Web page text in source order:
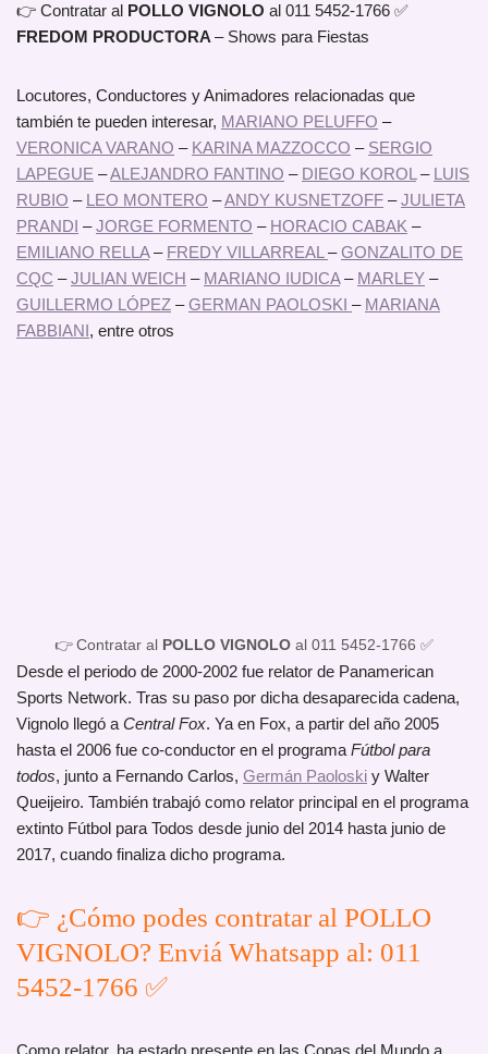
👉 Contratar al POLLO VIGNOLO al 011 5452-1766 ✅
FREDOM PRODUCTORA – Shows para Fiestas
Locutores, Conductores y Animadores relacionadas que
también te pueden interesar, MARIANO PELUFFO –
VERONICA VARANO – KARINA MAZZOCCO – SERGIO
LAPEGUE –ALEJANDRO FANTINO – DIEGO KOROL – LUIS
RUBIO – LEO MONTERO –ANDY KUSNETZOFF –JULIETA
PRANDI –JORGE FORMENTO – HORACIO CABAK –
EMILIANO RELLA– FREDY VILLARREAL –GONZALITO DE
CQC –JULIAN WEICH – MARIANO IUDICA– MARLEY –
GUILLERMO LÓPEZ –GERMAN PAOLOSKI – MARIANA
FABBIANI, entre otros
👉 Contratar al POLLO VIGNOLO al 011 5452-1766 ✅
Desde el periodo de 2000-2002 fue relator de Panamerican
Sports Network. Tras su paso por dicha desaparecida cadena,
Vignolo llegó a Central Fox. Ya en Fox, a partir del año 2005
hasta el 2006 fue co-conductor en el programa Fútbol para
todos, junto a Fernando Carlos, Germán Paoloski y Walter
Queijeiro. También trabajó como relator principal en el programa
extinto Fútbol para Todos desde junio del 2014 hasta junio de
2017, cuando finaliza dicho programa.
👉 ¿Cómo podes contratar al POLLO
VIGNOLO? Enviá Whatsapp al: 011
5452-1766 ✅